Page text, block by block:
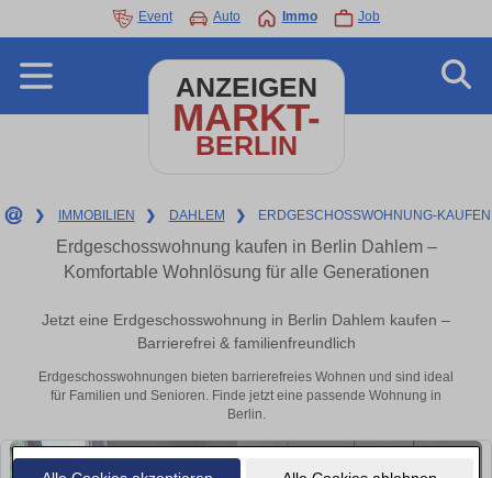
Event Auto Immo Job
ANZEIGEN
MARKT-
BERLIN
❯ IMMOBILIEN ❯ DAHLEM ❯ ERDGESCHOSSWOHNUNG-KAUFEN
Erdgeschosswohnung kaufen in Berlin Dahlem –
Komfortable Wohnlösung für alle Generationen
Jetzt eine Erdgeschosswohnung in Berlin Dahlem kaufen –
Barrierefrei & familienfreundlich
Erdgeschosswohnungen bieten barrierefreies Wohnen und sind ideal
für Familien und Senioren. Finde jetzt eine passende Wohnung in
Berlin.